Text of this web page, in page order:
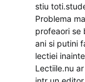
stiu
Problema
profeaori se
ani si putini
lectiei
Lectiile.nu